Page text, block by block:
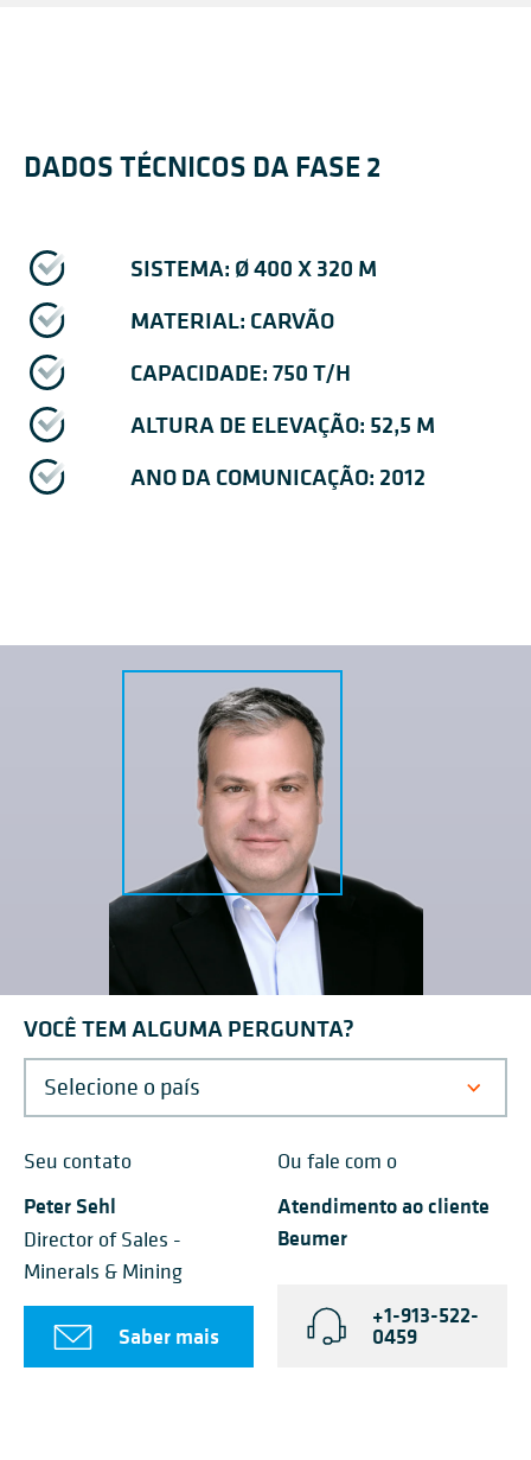
DADOS TÉCNICOS DA FASE 2
SISTEMA: Ø 400 X 320 M
MATERIAL: CARVÃO
CAPACIDADE: 750 T/H
ALTURA DE ELEVAÇÃO: 52,5 M
ANO DA COMUNICAÇÃO: 2012
VOCÊ TEM ALGUMA PERGUNTA?
Seu contato
Peter Sehl
Director of Sales -
Minerals & Mining
Saber mais
Ou fale com o
Atendimento ao cliente
Beumer
+1-913-522-
0459